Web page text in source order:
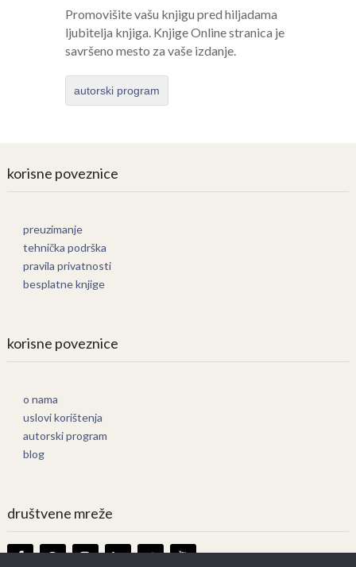
Promovišite vašu knjigu pred hiljadama
ljubitelja knjiga. Knjige Online stranica je
savršeno mesto za vaše izdanje.
autorski program
korisne poveznice
preuzimanje
tehnička podrška
pravila privatnosti
besplatne knjige
korisne poveznice
o nama
uslovi korištenja
autorski program
blog
društvene mreže